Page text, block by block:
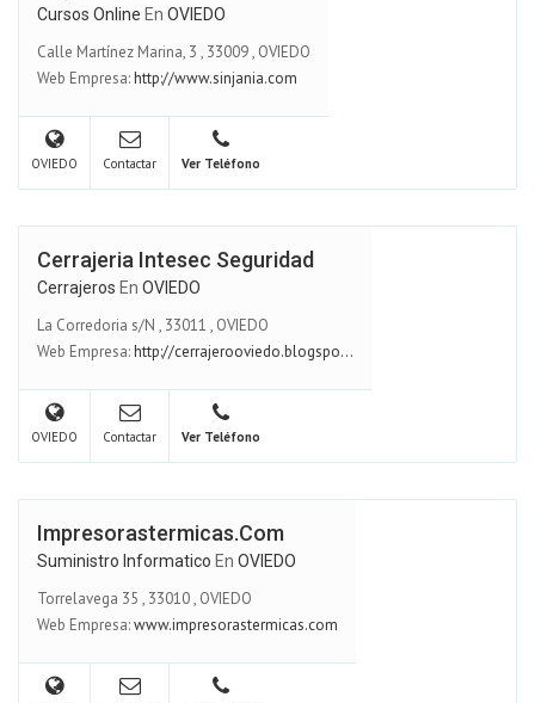
Cursos Online En OVIEDO
Calle Martínez Marina, 3 , 33009, OVIEDO
Web Empresa:http://www.sinjania.com
OVIEDO Contactar Ver Teléfono
Cerrajeria Intesec Seguridad
Cerrajeros En OVIEDO
La Corredoria s/N , 33011 , OVIEDO
Web Empresa:http://cerrajerooviedo.blogspo...
OVIEDO Contactar Ver Teléfono
Impresorastermicas.com
Suministro Informatico En OVIEDO
Torrelavega 35 , 33010, OVIEDO
Web Empresa:www.impresorastermicas.com